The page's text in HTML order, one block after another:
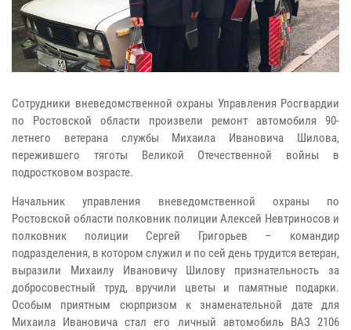
Сотрудники вневедомственной охраны Управления Росгвардии
по Ростовской области произвели ремонт автомобиля 90-
летнего ветерана службы Михаила Ивановича Шилова,
пережившего тяготы Великой Отечественной войны в
подростковом возрасте.
Начальник управления вневедомственной охраны по
Ростовской области полковник полиции Алексей Невтриносов и
полковник полиции Сергей Григорьев – командир
подразделения, в котором служил и по сей день трудится ветеран,
выразили Михаилу Ивановичу Шилову признательность за
добросовестный труд, вручили цветы и памятные подарки.
Особым приятным сюрпризом к знаменательной дате для
Михаила Ивановича стал его личный автомобиль ВАЗ 2106